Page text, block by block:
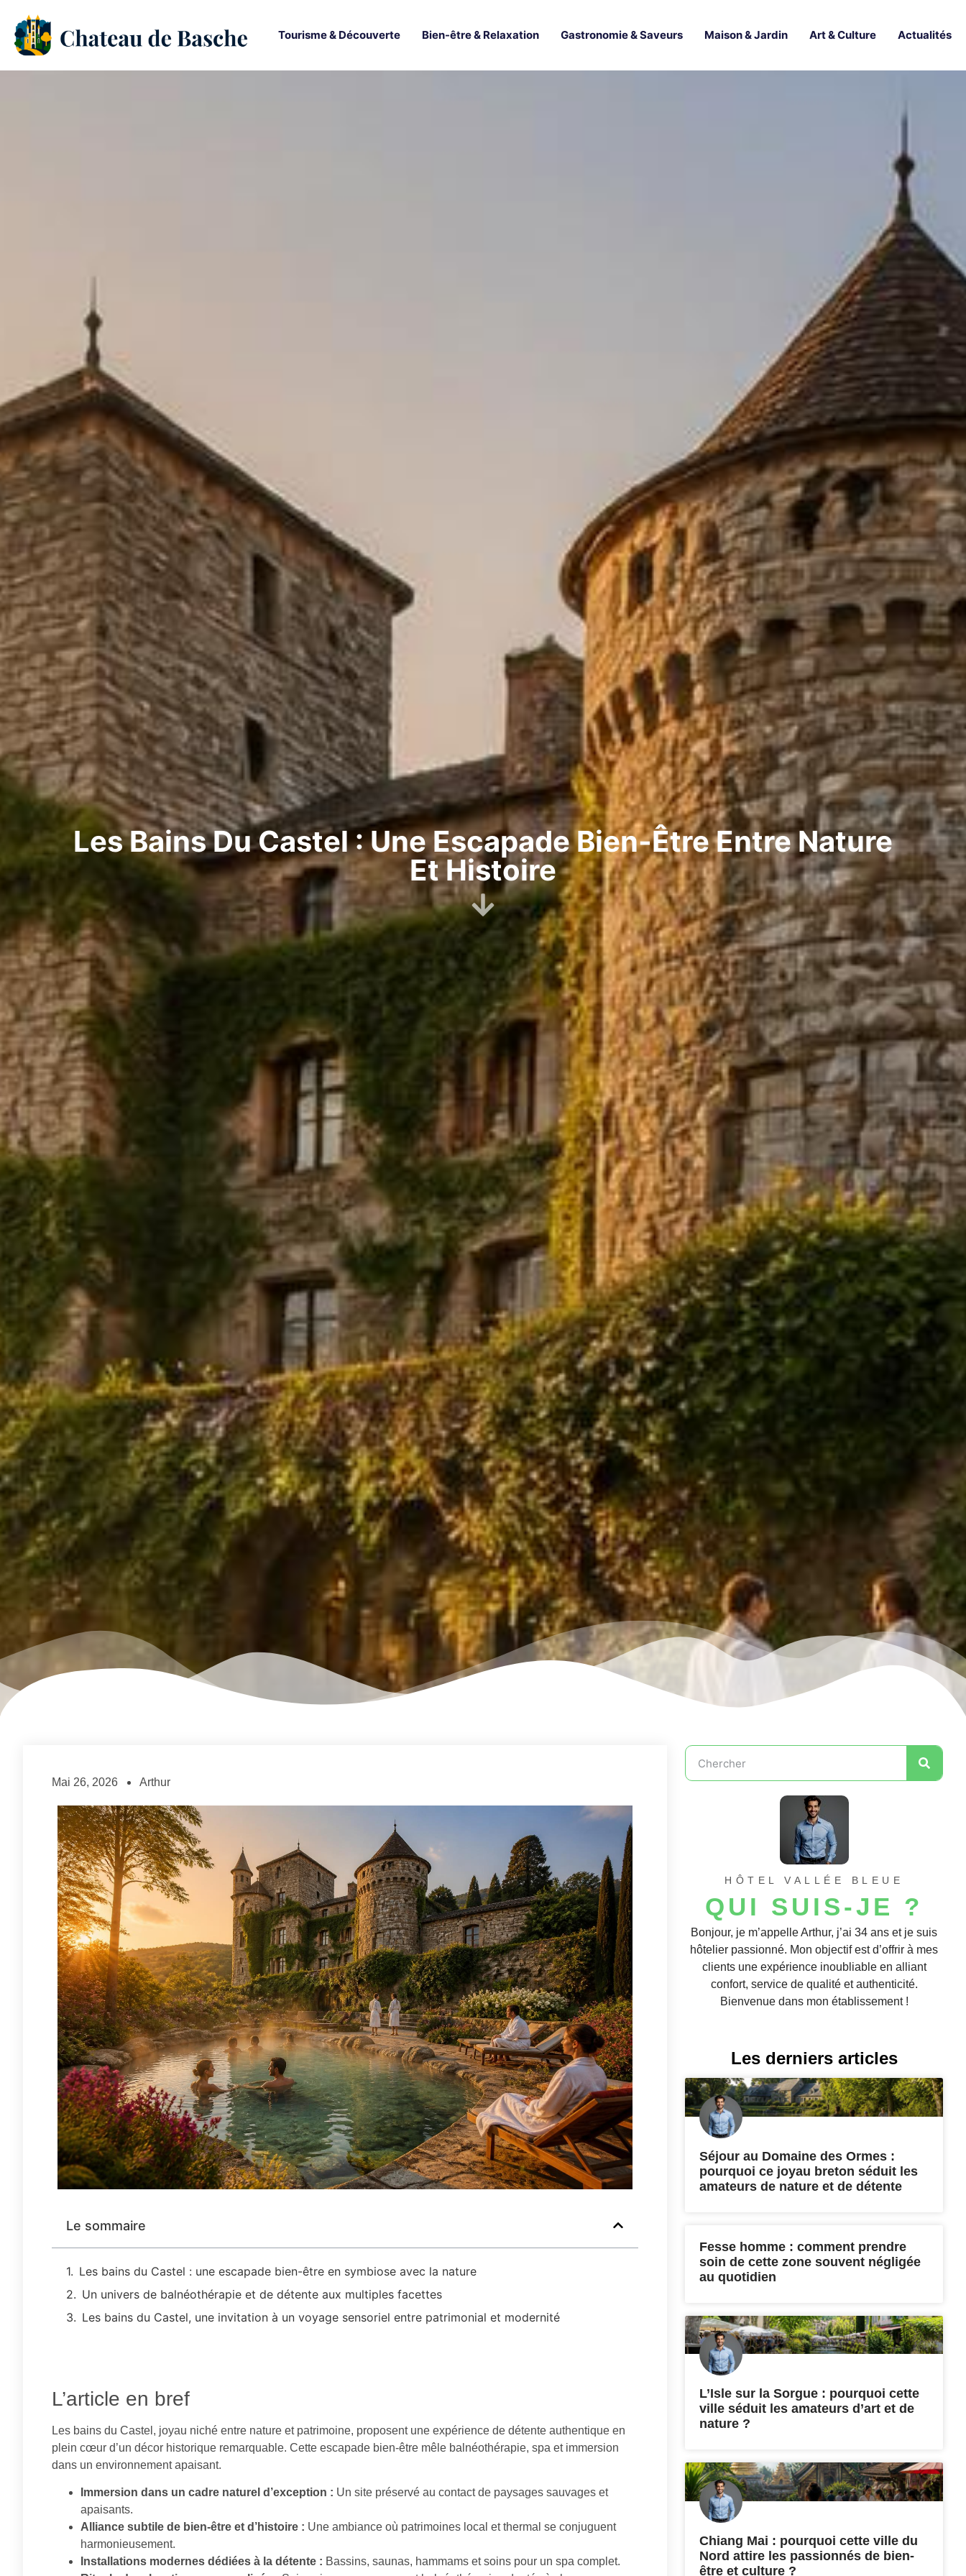
Tourisme & Découverte Bien-être & Relaxation Gastronomie & Saveurs Maison & Jardin Art & Culture Actualités
Les Bains Du Castel : Une Escapade Bien-Être Entre Nature
Et Histoire
Mai 26, 2026 Arthur
Le sommaire
Les bains du Castel : une escapade bien-être en symbiose avec la nature
Un univers de balnéothérapie et de détente aux multiples facettes
Les bains du Castel, une invitation à un voyage sensoriel entre patrimonial et modernité
L’article en bref
Les bains du Castel, joyau niché entre nature et patrimoine, proposent une expérience de détente authentique en
plein cœur d’un décor historique remarquable. Cette escapade bien-être mêle balnéothérapie, spa et immersion
dans un environnement apaisant.
Immersion dans un cadre naturel d’exception : Un site préservé au contact de paysages sauvages et
apaisants.
Alliance subtile de bien-être et d’histoire : Une ambiance où patrimoines local et thermal se conjuguent
harmonieusement.
Installations modernes dédiées à la détente : Bassins, saunas, hammams et soins pour un spa complet.
HÔTEL VALLÉE BLEUE
QUI SUIS-JE ?
Bonjour, je m’appelle Arthur, j’ai 34 ans et je suis
hôtelier passionné. Mon objectif est d’offrir à mes
clients une expérience inoubliable en alliant
confort, service de qualité et authenticité.
Bienvenue dans mon établissement !
Les derniers articles
Séjour au Domaine des Ormes :
pourquoi ce joyau breton séduit les
amateurs de nature et de détente
Fesse homme : comment prendre
soin de cette zone souvent négligée
au quotidien
L’Isle sur la Sorgue : pourquoi cette
ville séduit les amateurs d’art et de
nature ?
Chiang Mai : pourquoi cette ville du
Nord attire les passionnés de bien-
être et culture ?